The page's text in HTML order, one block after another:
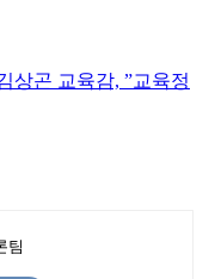
상곤 교육감, ”교육정
팀